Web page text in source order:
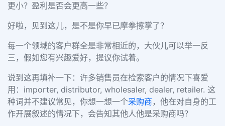
更小？盈利是否会更高一些？
好啦，见到这儿，是不是你早已摩拳擦掌了？
每一个领域的客户群全是非常相近的，大伙儿可以举一反
三，假如您有兴趣爱好，提议你试着。
说到这再填补一下：许多销售员在检索客户的情况下喜爱
用：importer, distributor, wholesaler, dealer, retailer. 这
种词并不建议常见，你想一想一个采购商 ，他在对自身的工
作开展叙述的情况下，会告知其他人他是采购商吗？